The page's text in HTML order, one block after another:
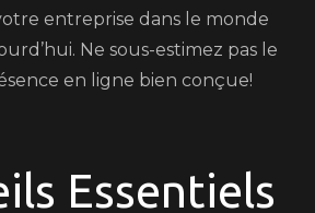
entreprise dans le monde
Ne sous-estimez pas le
en ligne bien conçue!
Essentiels